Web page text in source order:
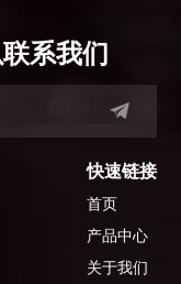
系我们
快速链接
首页
产品中心
关于我们